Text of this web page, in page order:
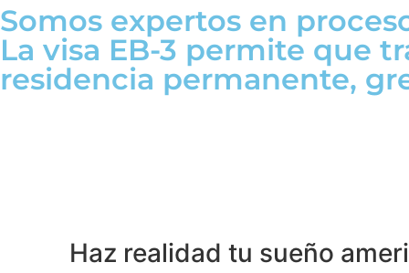
Somos expertos en
La visa EB-3 permite que
residencia permanente,
Haz realidad tu sueño